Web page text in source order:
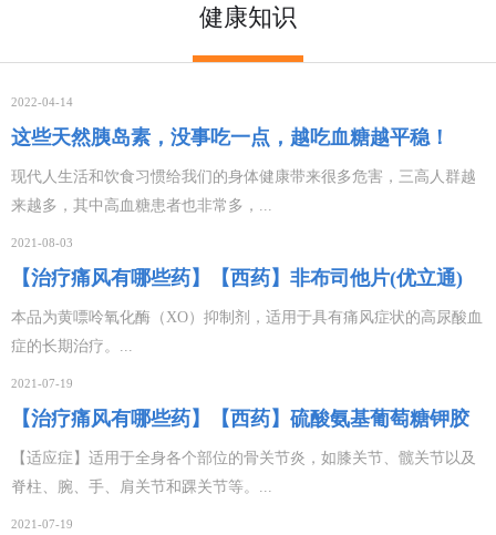
健康知识
2022-04-14
这些天然胰岛素，没事吃一点，越吃血糖越平稳！
现代人生活和饮食习惯给我们的身体健康带来很多危害，三高人群越
来越多，其中高血糖患者也非常多，...
2021-08-03
【治疗痛风有哪些药】【西药】非布司他片(优立通)
本品为黄嘌呤氧化酶（XO）抑制剂，适用于具有痛风症状的高尿酸血
症的长期治疗。...
2021-07-19
【治疗痛风有哪些药】【西药】硫酸氨基葡萄糖钾胶
囊(留普安)
【适应症】适用于全身各个部位的骨关节炎，如膝关节、髋关节以及
脊柱、腕、手、肩关节和踝关节等。...
2021-07-19